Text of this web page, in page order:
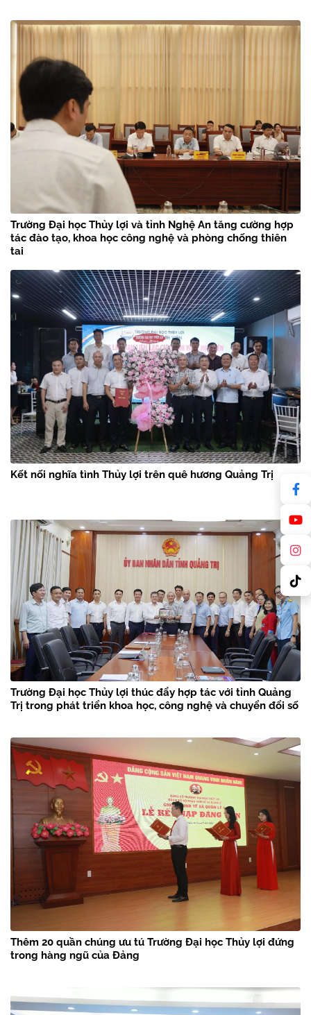
Trường Đại học Thủy lợi và tỉnh Nghệ An tăng cường hợp
tác đào tạo, khoa học công nghệ và phòng chống thiên
tai
Kết nối nghĩa tình Thủy lợi trên quê hương Quảng Trị
Trường Đại học Thủy lợi thúc đẩy hợp tác với tỉnh Quảng
Trị trong phát triển khoa học, công nghệ và chuyển đổi số
Thêm 20 quần chúng ưu tú Trường Đại học Thủy lợi đứng
trong hàng ngũ của Đảng